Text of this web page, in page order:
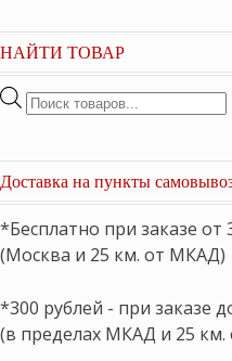
НАЙТИ ТОВАР
Поиск
Доставка на пункты
*Бесплатно при заказе от
(Москва и 25 км. от МКАД)
*300 рублей - при заказе
(в пределах МКАД и 25